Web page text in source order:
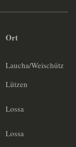
Ort
Laucha/Weischütz
Lützen
Lossa
Lossa